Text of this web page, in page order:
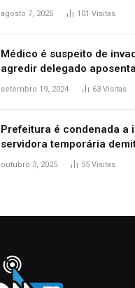
transporte público de
agosto 7, 2025 101 Visitas
Médico é suspeito de
agredir delegado
durante confusão no
setembro 19, 2024 63 Visitas
Prefeitura é condenada a
servidora temporária
nascimento da filha
outubro 3, 2025 55 Visitas